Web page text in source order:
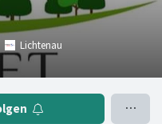
Lichtenau